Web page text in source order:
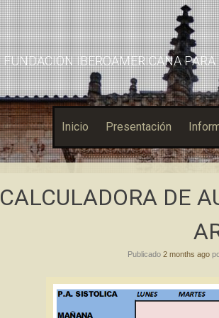
FUNDACION IBEROAMERICANA
Inicio Presentación
CALCULADORA DE
Publicado 2 months ago